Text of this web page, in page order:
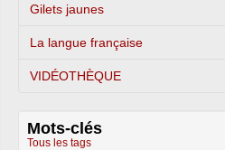
Gilets jaunes
La langue française
VIDÉOTHÈQUE
Mots-clés
Tous les tags